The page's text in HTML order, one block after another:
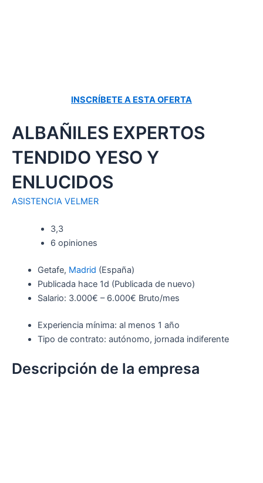
INSCRÍBETE A ESTA OFERTA
ALBAÑILES EXPERTOS
TENDIDO YESO Y
ENLUCIDOS
ASISTENCIA VELMER
3,3
6 opiniones
Getafe, Madrid (España)
Publicada hace 1d (Publicada de nuevo)
Salario: 3.000€ – 6.000€ Bruto/mes
Experiencia mínima: al menos 1 año
Tipo de contrato: autónomo, jornada indiferente
Descripción de la empresa